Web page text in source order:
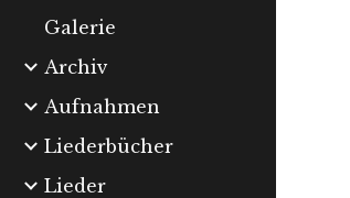
Galerie
Archiv
Aufnahmen
Liederbücher
Lieder